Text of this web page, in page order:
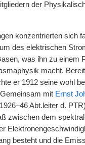
der
konzentrierten sich
des elektrischen
was ihn zu einem
macht.
er 1912 seine wohl
mit Ernst
Abt.leiter d.
zwischen dem
besteht und die